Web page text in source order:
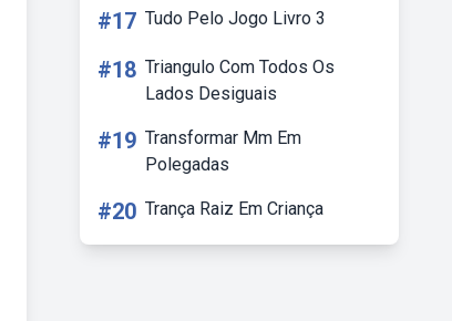
#17 Tudo Pelo Jogo Livro 3
#18 Triangulo Com Todos Os
Lados Desiguais
#19 Transformar Mm Em
Polegadas
#20 Trança Raiz Em Criança